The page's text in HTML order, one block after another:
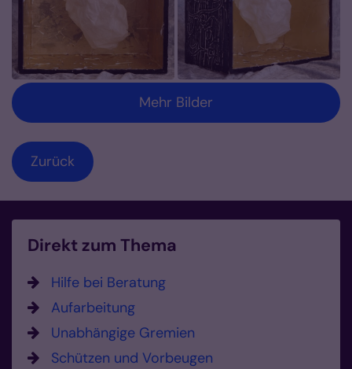
Mehr Bilder
Zurück
Direkt zum Thema
Hilfe bei Beratung
Aufarbeitung
Unabhängige Gremien
Schützen und Vorbeugen